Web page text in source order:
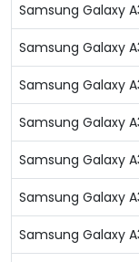
Samsung Galaxy
Samsung Galaxy
Samsung Galaxy
Samsung Galaxy
Samsung Galaxy
Samsung Galaxy
Samsung Galaxy